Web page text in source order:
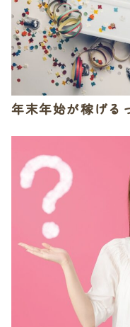
年末年始が稼げる